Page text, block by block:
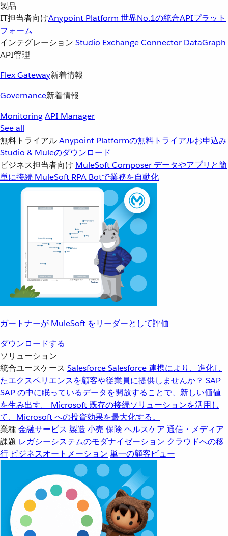
製品
IT担当者向けAnypoint Platform 世界No.1の統合APIプラット
フォーム
インテグレーション Studio ExchangeConnector DataGraph
API管理
Flex Gateway新着情報
Governance新着情報
MonitoringAPI Manager
See all
無料トライアルAnypoint Platformの無料トライアルお申込み
Studio & Muleのダウンロード
ビジネス担当者向け MuleSoft Composer データやアプリと簡
単に接続 MuleSoft RPA Botで業務を自動化
ガートナーが MuleSoft をリーダーとして評価
ダウンロードする
ソリューション
統合ユースケース SalesforceSalesforce 連携により、進化し
たエクスペリエンスを顧客や従業員に提供しませんか？ SAP
SAP の中に眠っているデータを開放することで、新しい価値
を生み出す。
Microsoft 既存の接続ソリューションを活用し
て、Microsoft への投資効果を最大化する。
業種金融サービス 製造 小売 保険 ヘルスケア 通信・メディア
課題 レガシーシステムのモダナイゼーション クラウドへの移
行 ビジネスオートメーション 単一の顧客ビュー